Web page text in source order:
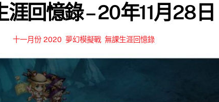
涯回憶錄 – 20年11月28日
十一月份 2020 夢幻模擬戰, 無課生涯回憶錄